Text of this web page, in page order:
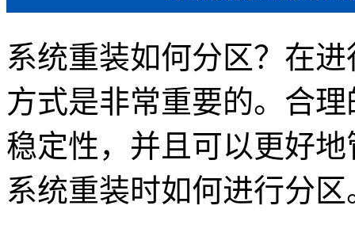
系统重装如何分区？在
方式是非常重要的。合
稳定性，并且可以更好
系统重装时如何进行分区